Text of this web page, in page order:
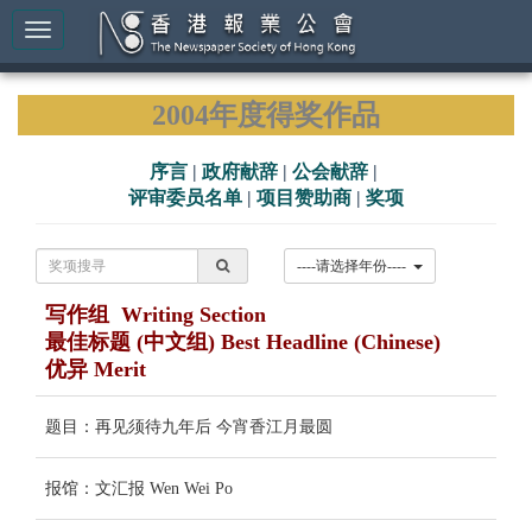
2004年度得奖作品
序言 | 政府献辞 | 公会献辞 |
评审委员名单 | 项目赞助商 | 奖项
写作组 Writing Section
最佳标题 (中文组) Best Headline (Chinese)
优异 Merit
题目：再见须待九年后 今宵香江月最圆
报馆：文汇报 Wen Wei Po